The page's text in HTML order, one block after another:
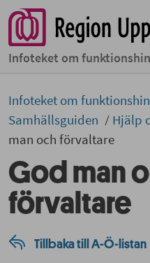
Infoteket om
Infoteket om
Samhällsguiden
Hjälp
man och förvaltare
God man
förvaltare
Tillbaka till A-Ö-listan